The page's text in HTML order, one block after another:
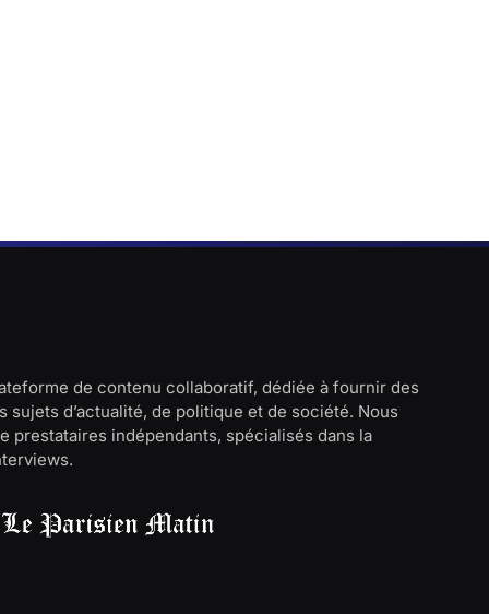
de contenu collaboratif, dédiée à fournir des
sujets d’actualité, de politique et de société. Nous
prestataires indépendants, spécialisés dans la